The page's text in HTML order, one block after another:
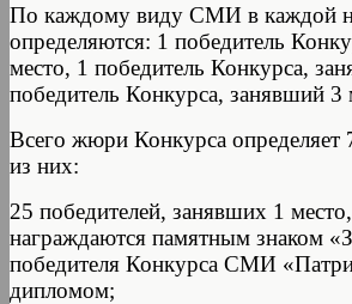
По каждому виду СМИ в каждой
определяются: 1 победитель
место, 1 победитель Конкурса,
победитель Конкурса, занявший 3
Всего жюри Конкурса определяет
из них:
25 победителей, занявших 1
награждаются памятным знаком
победителя Конкурса СМИ
дипломом;